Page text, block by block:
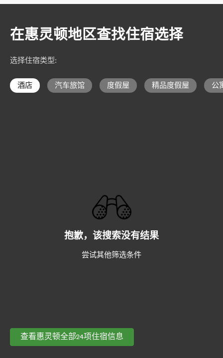
在惠灵顿地区查找住宿选择
选择住宿类型:
酒店 汽车旅馆 度假屋 精品度假屋 公
抱歉，该搜索没有结果
尝试其他筛选条件
查看惠灵顿全部24项住宿信息